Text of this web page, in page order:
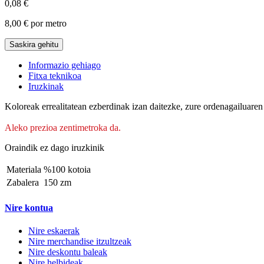
0,08 €
8,00 € por metro
Saskira gehitu
Informazio gehiago
Fitxa teknikoa
Iruzkinak
Koloreak errealitatean ezberdinak izan daitezke, zure
Aleko prezioa zentimetroka da.
Oraindik ez dago iruzkinik
Materiala %100 kotoia
Zabalera 150 zm
Nire kontua
Nire eskaerak
Nire merchandise itzultzeak
Nire deskontu baleak